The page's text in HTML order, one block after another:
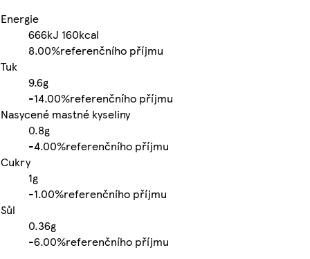
Energie
666kJ 160kcal
8.00%referenčního příjmu
Tuk
9.6g
-14.00%referenčního příjmu
Nasycené mastné kyseliny
0.8g
-4.00%referenčního příjmu
Cukry
1g
-1.00%referenčního příjmu
Sůl
0.36g
-6.00%referenčního příjmu